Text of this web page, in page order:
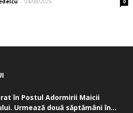
0
în Postul Adormirii Maicii
Urmează două săptămâni în...